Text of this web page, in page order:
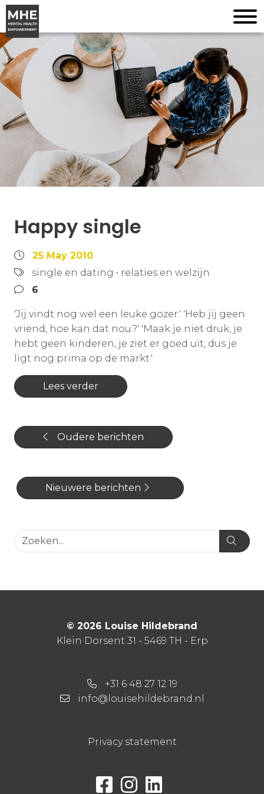
Happy single
25 May 2010
single en dating • relaties en welzijn
6
'Jij vindt nog wel een leuke gozer.' 'Heb jij geen
vriend, hoe kan dat nou?' 'Maak je niet druk, je
hebt geen kinderen, je ziet er goed uit, dus je
ligt nog prima op de markt.'
Lees verder
Oudere berichten
Nieuwere berichten
© 2026 Louise Hildebrand
Klein Dorsent 31 - 5469 TH - Erp
+31 6 48 27 12 19
info@louisehildebrand.nl
Privacy statement